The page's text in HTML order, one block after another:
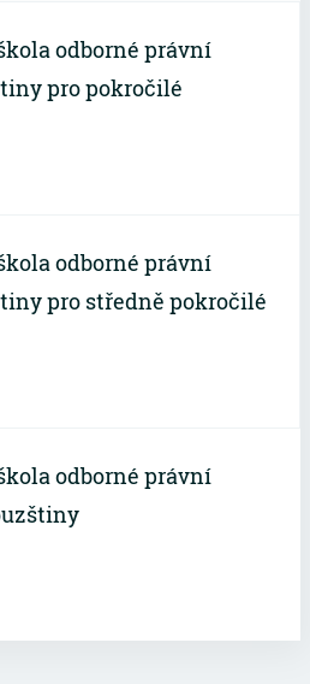
odborné právní
pro pokročilé
odborné právní
pro středně pokročilé
odborné právní